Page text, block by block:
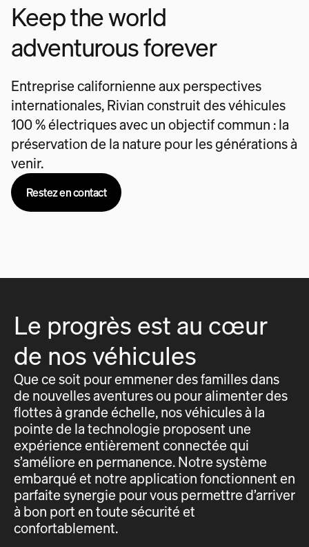
Keep the world
adventurous forever
Entreprise californienne aux perspectives
internationales, Rivian construit des véhicules
100 % électriques avec un objectif commun : la
préservation de la nature pour les générations à
venir.
Restez en contact
Le progrès est au cœur
de nos véhicules
Que ce soit pour emmener des familles dans
de nouvelles aventures ou pour alimenter des
flottes à grande échelle, nos véhicules à la
pointe de la technologie proposent une
expérience entièrement connectée qui
s’améliore en permanence. Notre système
embarqué et notre application fonctionnent en
parfaite synergie pour vous permettre d’arriver
à bon port en toute sécurité et
confortablement.